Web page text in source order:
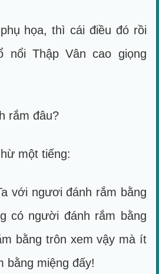
họa, thì cái điều đó rồi
nổi Thập Vân cao giọng
rắm đâu?
một tiếng:
với ngươi đánh rắm bằng
có người đánh rắm bằng
bằng trôn xem vậy mà ít
bằng miệng đấy!